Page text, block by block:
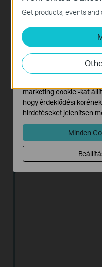
Get products, events and
Ezek a cookie -k a
és nem tilthatók le a
Marketing és Elemző
Az elemző cookie -k
elemezzük
javítsuk és módosítsuk
marketing cookie -kat
hogy érdeklődési
hirdetéseket jelenítsen
Minden